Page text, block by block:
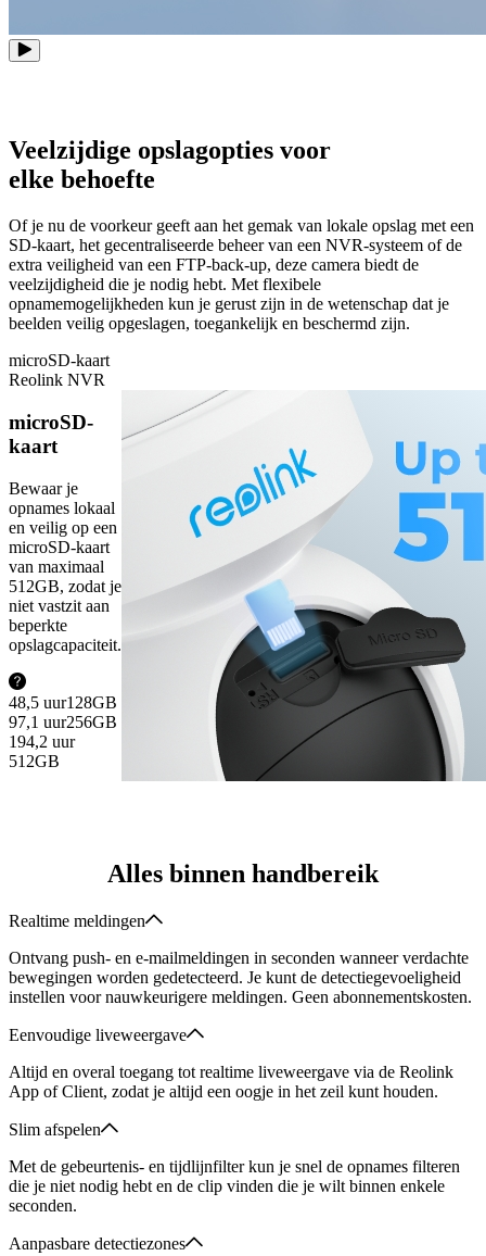
Veelzijdige opslagopties voor
elke behoefte
Of je nu de voorkeur geeft aan het gemak van lokale opslag met een
SD-kaart, het gecentraliseerde beheer van een NVR-systeem of de
extra veiligheid van een FTP-back-up, deze camera biedt de
veelzijdigheid die je nodig hebt. Met flexibele
opnamemogelijkheden kun je gerust zijn in de wetenschap dat je
beelden veilig opgeslagen, toegankelijk en beschermd zijn.
microSD-kaart
Reolink NVR
microSD-
kaart
Bewaar je
opnames lokaal
en veilig op een
microSD-kaart
van maximaal
512GB, zodat je
niet vastzit aan
beperkte
opslagcapaciteit.
48,5 uur128GB
97,1 uur256GB
194,2 uur
512GB
Alles binnen handbereik
Realtime meldingen
Ontvang push- en e-mailmeldingen in seconden wanneer verdachte
bewegingen worden gedetecteerd. Je kunt de detectiegevoeligheid
instellen voor nauwkeurigere meldingen. Geen abonnementskosten.
Eenvoudige liveweergave
Altijd en overal toegang tot realtime liveweergave via de Reolink
App of Client, zodat je altijd een oogje in het zeil kunt houden.
Slim afspelen
Met de gebeurtenis- en tijdlijnfilter kun je snel de opnames filteren
die je niet nodig hebt en de clip vinden die je wilt binnen enkele
seconden.
Aanpasbare detectiezones